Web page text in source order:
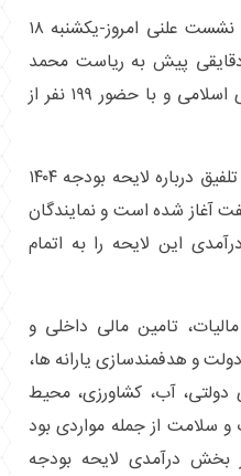
، نشست علنی امروز-یکشنبه ۱۸
پیش به ریاست محمد
باقر قالیباف رئیس مجلس شورای اسلامی و با حضور ۱۹۹ نفر از
بررسی جزئیات گزارش کمیسیون تلفیق درباره لایحه بودجه ۱۴۰۴
در سه شیفت آغاز شده است و نمایندگان
این لایحه را به اتمام
تامین مالی داخلی و
و هدفمندسازی یارانه ها،
آب، کشاورزی، محیط
سلامت از جمله مواردی بود
بخش درآمدی لایحه بودجه